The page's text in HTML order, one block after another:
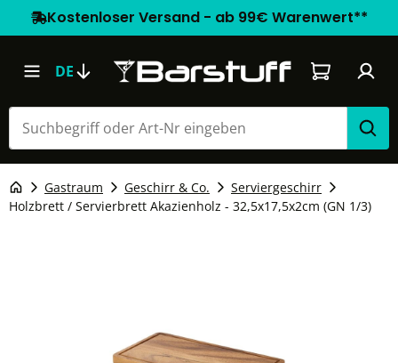
Kostenloser Versand - ab 99€ Warenwert**
DE Warenkorb
Gastraum Geschirr & Co.
Serviergeschirr
Holzbrett / Servierbrett Akazienholz - 32,5x17,5x2cm (GN 1/3)